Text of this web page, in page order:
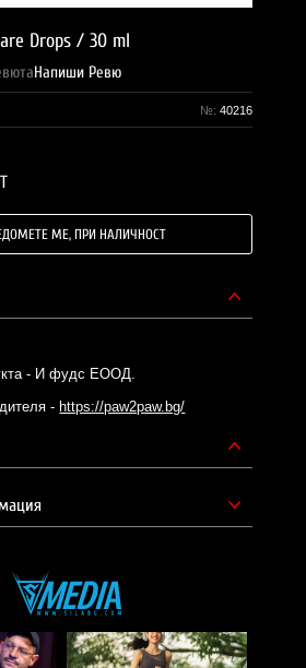
Drops / 30 ml
Напиши Ревю
№: 40216
МЕ, ПРИ НАЛИЧНОСТ
- И фудс ЕООД.
- https://paw2paw.bg/